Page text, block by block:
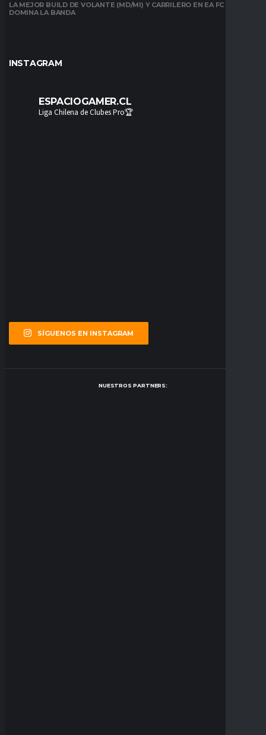
LA MEJOR BUILD DE VOLANTE (MD/MI) Y CARRILERO EN EA FC 26:
DOMINA LA BANDA
INSTAGRAM
ESPACIOGAMER.CL
Liga Chilena de Clubes Pro🏆
SÍGUENOS EN INSTAGRAM
NUESTROS PARTNERS: